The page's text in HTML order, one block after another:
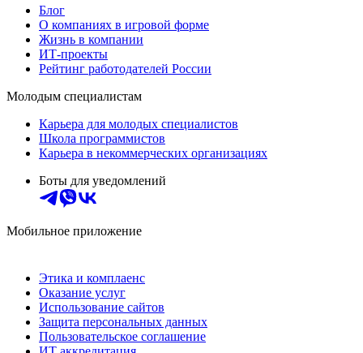
Блог
О компаниях в игровой форме
Жизнь в компании
ИТ-проекты
Рейтинг работодателей России
Молодым специалистам
Карьера для молодых специалистов
Школа программистов
Карьера в некоммерческих организациях
Боты для уведомлений
Мобильное приложение
Этика и комплаенс
Оказание услуг
Использование сайтов
Защита персональных данных
Пользовательское соглашение